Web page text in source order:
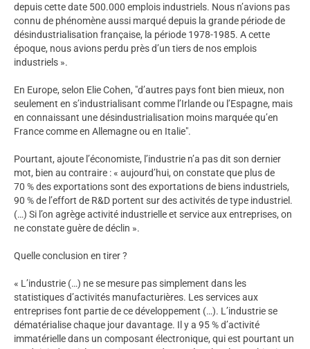
depuis cette date 500.000 emplois industriels. Nous n’avions pas
connu de phénomène aussi marqué depuis la grande période de
désindustrialisation française, la période 1978-1985. A cette
époque, nous avions perdu près d’un tiers de nos emplois
industriels ».
En Europe, selon Elie Cohen, "d’autres pays font bien mieux, non
seulement en s’industrialisant comme l’Irlande ou l’Espagne, mais
en connaissant une désindustrialisation moins marquée qu’en
France comme en Allemagne ou en Italie".
Pourtant, ajoute l’économiste, l’industrie n’a pas dit son dernier
mot, bien au contraire : « aujourd’hui, on constate que plus de
70 % des exportations sont des exportations de biens industriels,
90 % de l’effort de R&D portent sur des activités de type industriel.
(…) Si l’on agrège activité industrielle et service aux entreprises, on
ne constate guère de déclin ».
Quelle conclusion en tirer ?
« L’industrie (…) ne se mesure pas simplement dans les
statistiques d’activités manufacturières. Les services aux
entreprises font partie de ce développement (…). L’industrie se
dématérialise chaque jour davantage. Il y a 95 % d’activité
immatérielle dans un composant électronique, qui est pourtant un